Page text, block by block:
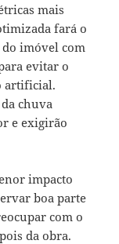
mais
fará o
imóvel com
evitar o
artificial.
chuva
e exigirão
impacto
boa parte
com o
da obra.